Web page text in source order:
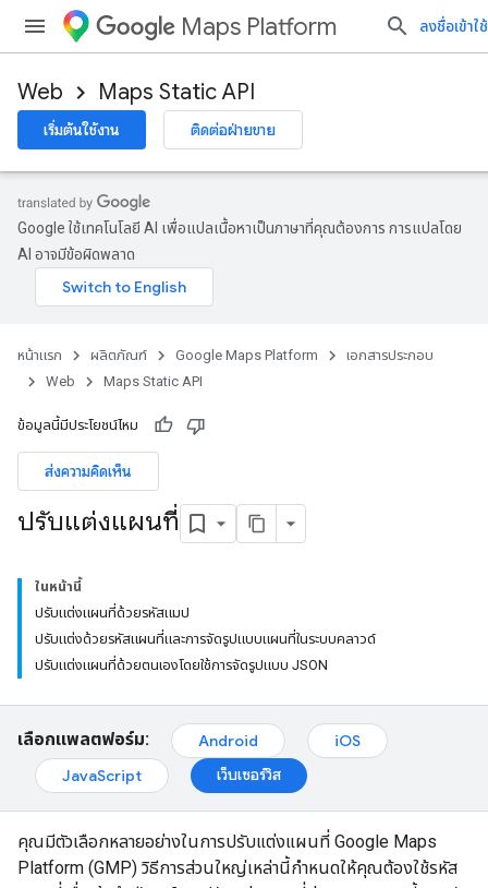
Maps Platform ลงชื่อเข้าใช้
Web Maps Static API
เริ่มต้นใช้งาน ติดต่อฝ่ายขาย
Google ใช้เทคโนโลยี AI เพื่อแปลเนื้อหาเป็นภาษาที่คุณต้องการ การแปลโดย
AI อาจมีข้อผิดพลาด
หน้าแรก ผลิตภัณฑ์ Google Maps Platform
เอกสารประกอบ
Web
Maps Static API
ข้อมูลนี้มีประโยชน์ไหม
ส่งความคิดเห็น
ปรับแต่งแผนที่
ในหน้านี้
ปรับแต่งแผนที่ด้วยรหัสแมป
ปรับแต่งด้วยรหัสแผนที่และการจัดรูปแบบแผนที่ในระบบคลาวด์
ปรับแต่งแผนที่ด้วยตนเองโดยใช้การจัดรูปแบบ JSON
เลือกแพลตฟอร์ม: Android
iOS
JavaScript
เว็บเซอร์วิส
คุณมีตัวเลือกหลายอย่างในการปรับแต่งแผนที่ Google Maps
Platform (GMP) วิธีการส่วนใหญ่เหล่านี้กำหนดให้คุณต้องใช้รหัส